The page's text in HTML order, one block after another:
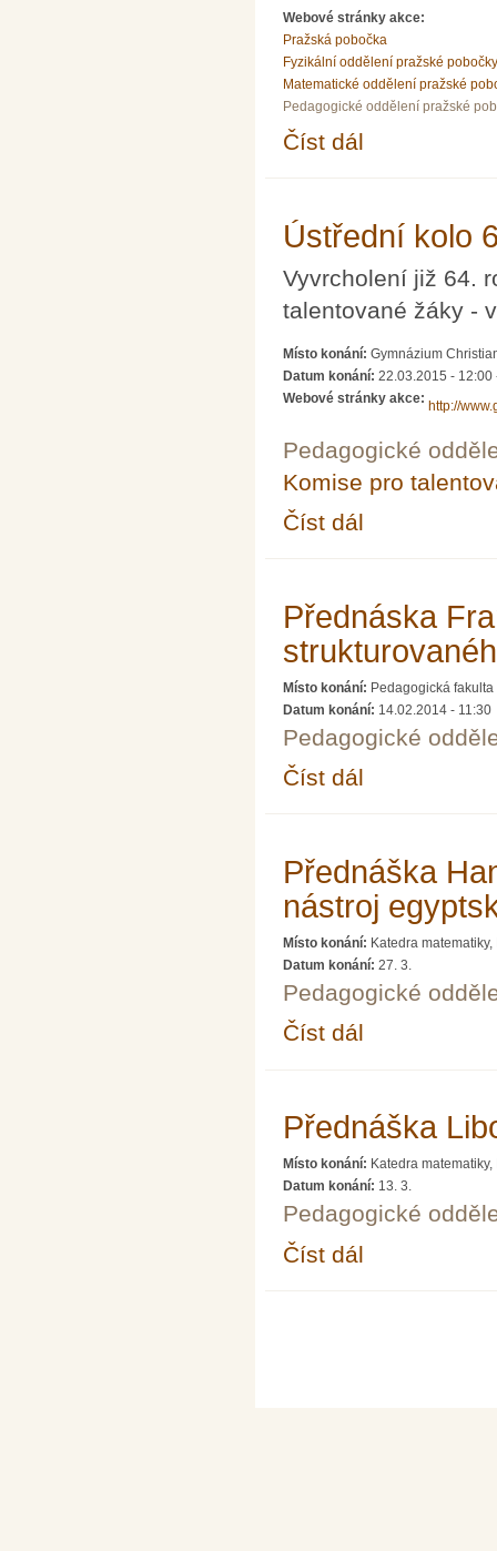
Webové stránky akce:
Pražská pobočka
Fyzikální oddělení pražské pobočky
Matematické oddělení pražské
Pedagogické oddělení pražské
Číst dál
Ústřední kolo
Vyvrcholení již 64.
talentované žáky -
Místo konání: Gymnázium
Datum konání: 22.03.2015 - 12:00
Webové stránky akce:
http://
Pedagogické
Komise pro
Číst dál
Přednáska
Místo konání: Pedagogická
Datum konání: 14.02.2014 - 11:30
Pedagogické
Číst dál
Přednáška
nástroj
Místo konání: Katedra
Datum konání: 27. 3.
Pedagogické
Číst dál
Přednáška
Místo konání: Katedra
Datum konání: 13. 3.
Pedagogické
Číst dál